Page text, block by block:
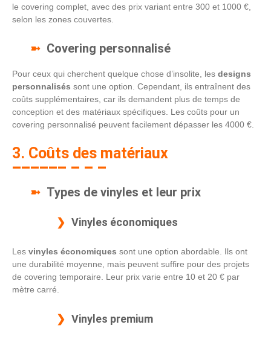
le covering complet, avec des prix variant entre 300 et 1000 €,
selon les zones couvertes.
Covering personnalisé
Pour ceux qui cherchent quelque chose d’insolite, les designs
personnalisés sont une option. Cependant, ils entraînent des
coûts supplémentaires, car ils demandent plus de temps de
conception et des matériaux spécifiques. Les coûts pour un
covering personnalisé peuvent facilement dépasser les 4000 €.
3. Coûts des matériaux
Types de vinyles et leur prix
Vinyles économiques
Les vinyles économiques sont une option abordable. Ils ont
une durabilité moyenne, mais peuvent suffire pour des projets
de covering temporaire. Leur prix varie entre 10 et 20 € par
mètre carré.
Vinyles premium